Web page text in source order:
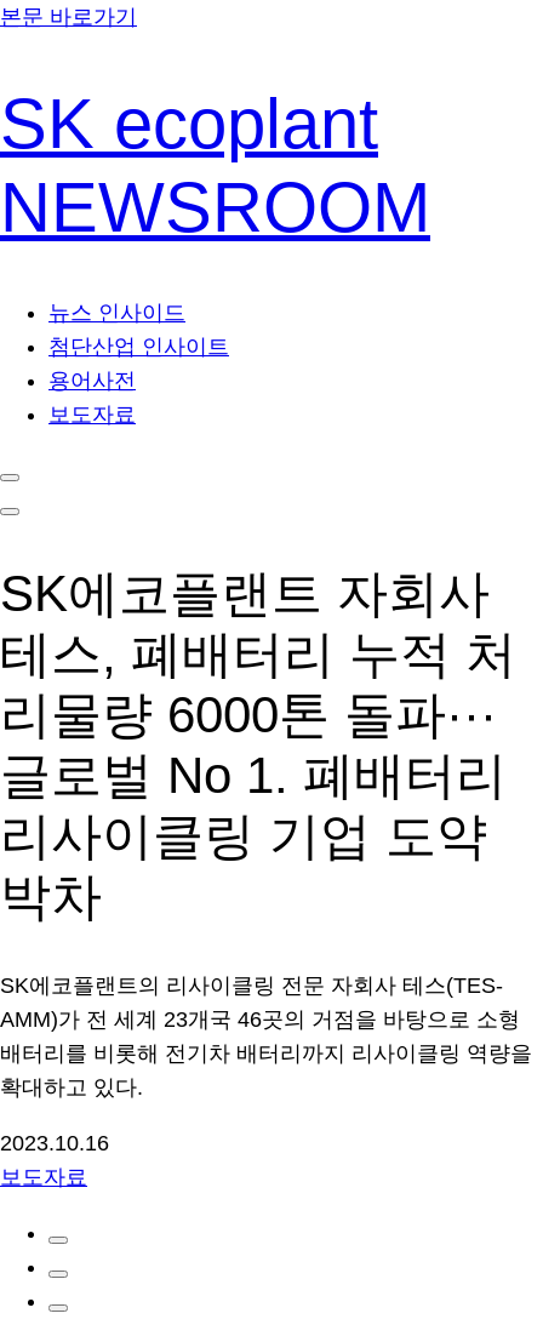
본문 바로가기
SK ecoplant
NEWSROOM
뉴스 인사이드
첨단산업 인사이트
용어사전
보도자료
SK에코플랜트 자회사
테스, 폐배터리 누적 처
리물량 6000톤 돌파···
글로벌 No 1. 폐배터리
리사이클링 기업 도약
박차
SK에코플랜트의 리사이클링 전문 자회사 테스(TES-
AMM)가 전 세계 23개국 46곳의 거점을 바탕으로 소형
배터리를 비롯해 전기차 배터리까지 리사이클링 역량을
확대하고 있다.
2023.10.16
보도자료